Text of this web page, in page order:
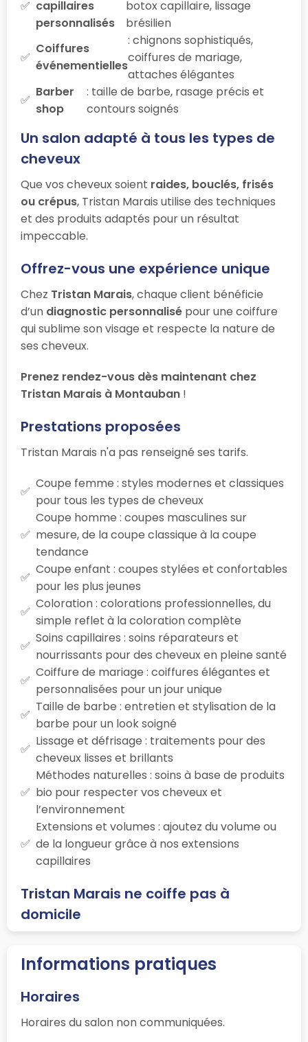
capillaires
personnalisés
botox capillaire, lissage
brésilien
Coiffures
événementielles
: chignons sophistiqués,
coiffures de mariage,
attaches élégantes
Barber
shop
: taille de barbe, rasage précis et
contours soignés
Un salon adapté à tous les types de
cheveux
Que vos cheveux soient raides, bouclés, frisés
ou crépus, Tristan Marais utilise des techniques
et des produits adaptés pour un résultat
impeccable.
Offrez-vous une expérience unique
Chez Tristan Marais, chaque client bénéficie
d’un diagnostic personnalisé pour une coiffure
qui sublime son visage et respecte la nature de
ses cheveux.
Prenez rendez-vous dès maintenant chez
Tristan Marais à Montauban !
Prestations proposées
Tristan Marais n'a pas renseigné ses tarifs.
Coupe femme : styles modernes et classiques
pour tous les types de cheveux
Coupe homme : coupes masculines sur
mesure, de la coupe classique à la coupe
tendance
Coupe enfant : coupes stylées et confortables
pour les plus jeunes
Coloration : colorations professionnelles, du
simple reflet à la coloration complète
Soins capillaires : soins réparateurs et
nourrissants pour des cheveux en pleine santé
Coiffure de mariage : coiffures élégantes et
personnalisées pour un jour unique
Taille de barbe : entretien et stylisation de la
barbe pour un look soigné
Lissage et défrisage : traitements pour des
cheveux lisses et brillants
Méthodes naturelles : soins à base de produits
bio pour respecter vos cheveux et
l’environnement
Extensions et volumes : ajoutez du volume ou
de la longueur grâce à nos extensions
capillaires
Tristan Marais ne coiffe pas à
domicile
Informations pratiques
Horaires
Horaires du salon non communiquées.